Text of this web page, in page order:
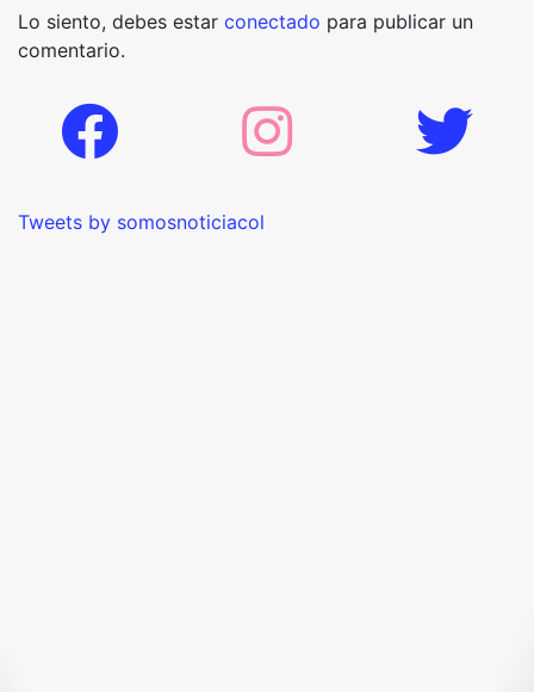
Lo siento, debes estar conectado para publicar un
comentario.
Tweets by somosnoticiacol